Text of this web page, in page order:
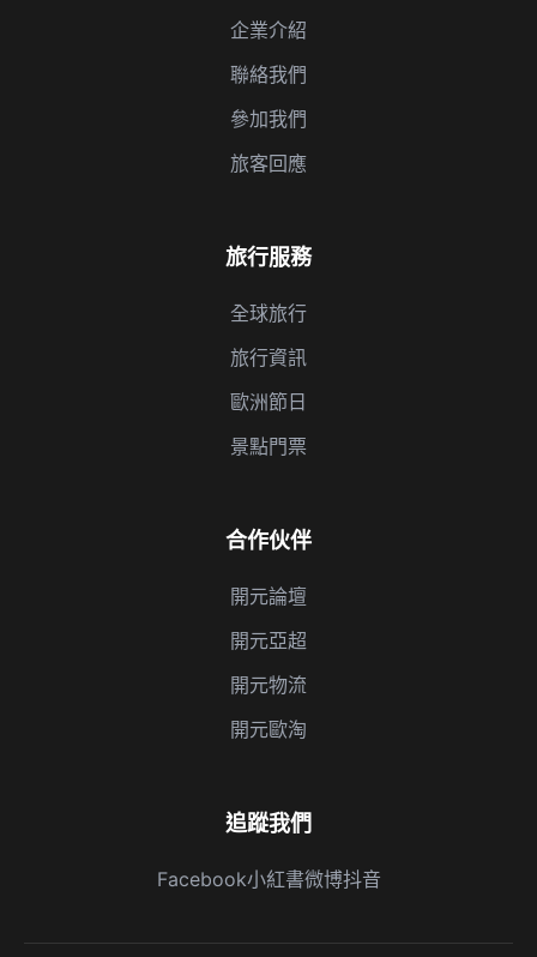
企業介紹
聯絡我們
參加我們
旅客回應
旅行服務
全球旅行
旅行資訊
歐洲節日
景點門票
合作伙伴
開元論壇
開元亞超
開元物流
開元歐淘
追蹤我們
Facebook小紅書微博抖音